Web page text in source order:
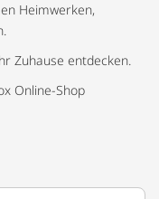
Heimwerken,
Zuhause entdecken.
Online-Shop